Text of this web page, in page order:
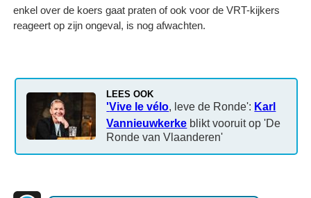
enkel over de koers gaat praten of ook voor de VRT-kijkers
reageert op zijn ongeval, is nog afwachten.
LEES OOK
'Vive le vélo, leve de Ronde': Karl
Vannieuwkerke blikt vooruit op 'De
Ronde van Vlaanderen'